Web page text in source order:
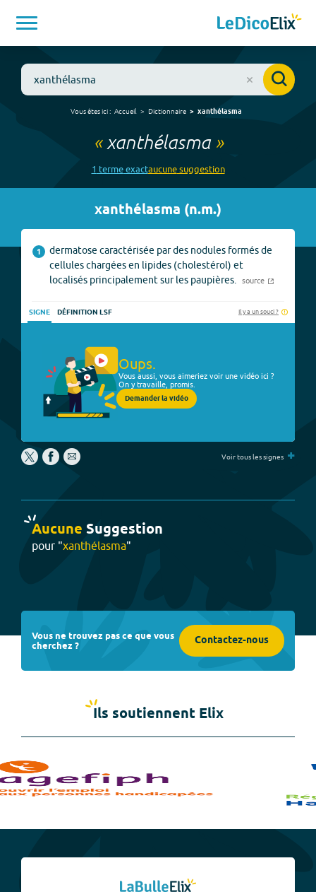
Vous êtes ici : Accueil Dictionnaire xanthélasma
«xanthélasma»
1 termeexactaucunesuggestion
xanthélasma (n.m.)
1
dermatose caractérisée par des nodules formés de
cellules chargées en lipides (cholestérol) et
localisés principalement sur les paupières.
source
SIGNE DÉFINITION LSF Il y a un souci ?
Oups.
Vous aussi, vous aimeriez voir une vidéo ici ?
On y travaille, promis.
Demander la vidéo
Voir tous les signes +
Aucune Suggestion
pour "xanthélasma"
Vous ne trouvez pas ce que vous
cherchez ? Contactez-nous
Ils soutiennent Elix